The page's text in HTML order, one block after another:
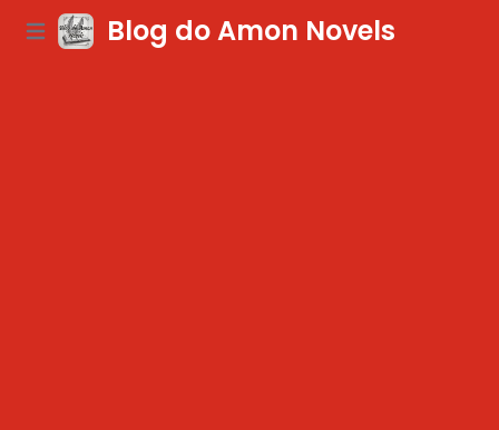
Open main menuBlog do Amon Novels